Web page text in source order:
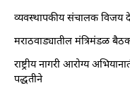
व्यवस्थापकीय संचालक
मराठवाड्यातील मंत्रिमंडळ
राष्ट्रीय नागरी आरोग्य
पद्धतीने